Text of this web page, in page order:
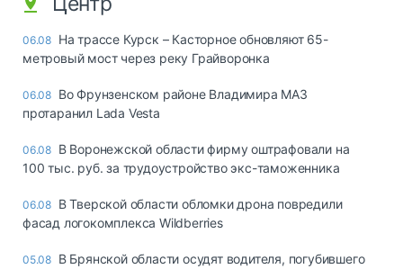
06.08 На трассе Курск – Касторное обновляют 65-
метровый мост через реку Грайворонка
06.08 Во Фрунзенском районе Владимира МАЗ
протаранил Lada Vesta
06.08 В Воронежской области фирму оштрафовали на
100 тыс. руб. за трудоустройство экс-таможенника
06.08 В Тверской области обломки дрона повредили
фасад логокомплекса Wildberries
05.08 В Брянской области осудят водителя, погубившего